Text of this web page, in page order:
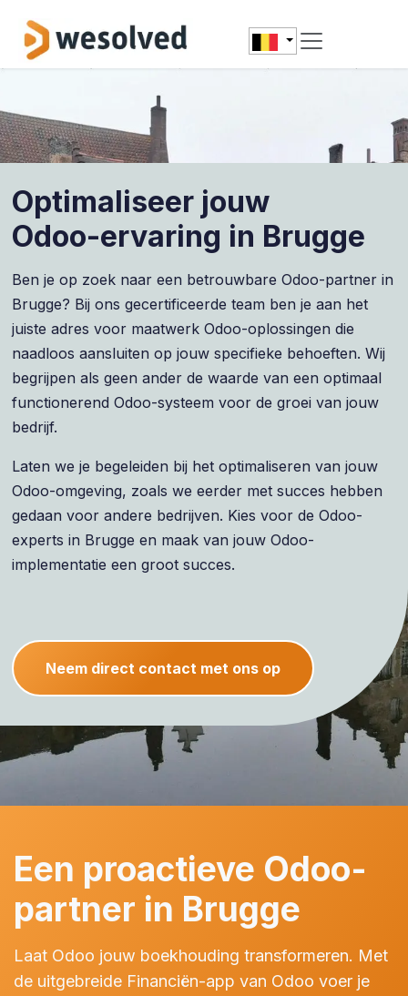
Optimaliseer jouw
Odoo-ervaring in Brugge
Ben je op zoek naar een betrouwbare Odoo-partner in
Brugge? Bij ons gecertificeerde team ben je aan het
juiste adres voor maatwerk Odoo-oplossingen die
naadloos aansluiten op jouw specifieke behoeften. Wij
begrijpen als geen ander de waarde van een optimaal
functionerend Odoo-systeem voor de groei van jouw
bedrijf.
Laten we je begeleiden bij het optimaliseren van jouw
Odoo-omgeving, zoals we eerder met succes hebben
gedaan voor andere bedrijven. Kies voor de Odoo-
experts in Brugge en maak van jouw Odoo-
implementatie een groot succes.
Neem direct contact met ons op
Een proactieve Odoo-
partner in Brugge
Laat Odoo jouw boekhouding transformeren. Met
de uitgebreide Financiën-app van Odoo voer je